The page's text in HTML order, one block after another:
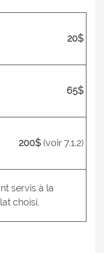
20$
65$
200$ (voir 7.1.2)
servis à la
choisi.